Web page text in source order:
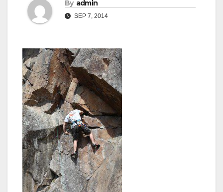
By admin
SEP 7, 2014